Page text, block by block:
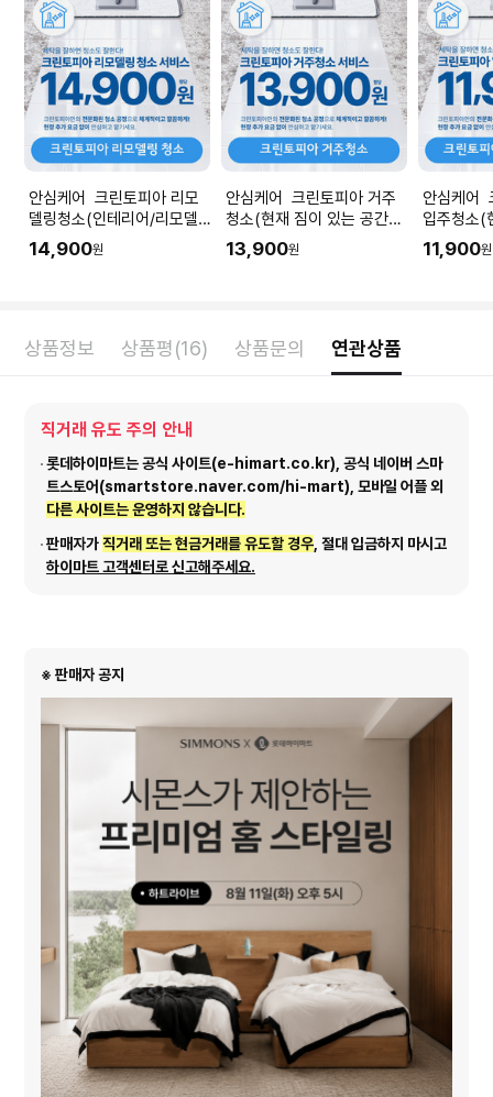
안심케어 크린토피아 리모
델링청소(인테리어/리모델
링 공사 직후) I 공간 평수에
맞춰 수량을 입력해주세요.
14,900원
안심케어 크린토피아 거주
청소(현재 짐이 있는 공간청
소) I 공간 평수에 맞춰 수량
을 입력해주세요.
13,900원
안심케어
입주청소(
청소) I 공
량을 입력
11,900원
상품정보 상품평(16) 상품문의 연관상품
직거래 유도 주의 안내
롯데하이마트는 공식 사이트(e-himart.co.kr), 공식 네이버 스마
트스토어(smartstore.naver.com/hi-mart), 모바일 어플 외
다른 사이트는 운영하지 않습니다.
판매자가직거래 또는 현금거래를 유도할 경우, 절대 입금하지 마시고
하이마트 고객센터로 신고해주세요.
※ 판매자 공지